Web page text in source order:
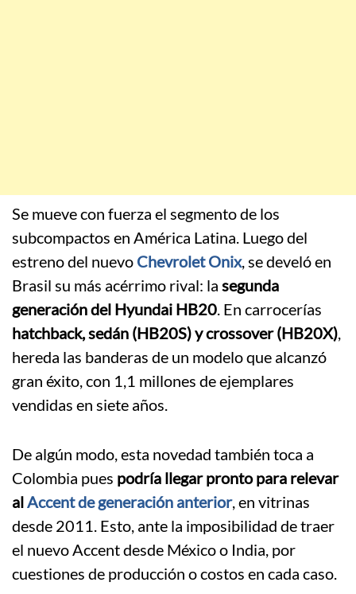
Se mueve con fuerza el segmento de los
subcompactos en América Latina. Luego del
estreno del nuevo Chevrolet Onix, se develó en
Brasil su más acérrimo rival: la segunda
generación del Hyundai HB20. En carrocerías
hatchback, sedán (HB20S) y crossover (HB20X),
hereda las banderas de un modelo que alcanzó
gran éxito, con 1,1 millones de ejemplares
vendidas en siete años.
De algún modo, esta novedad también toca a
Colombia pues podría llegar pronto para relevar
alAccent de generación anterior, en vitrinas
desde 2011. Esto, ante la imposibilidad de traer
el nuevo Accent desde México o India, por
cuestiones de producción o costos en cada caso.